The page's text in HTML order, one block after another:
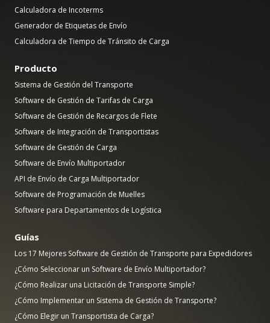
Calculadora de Incoterms
Generador de Etiquetas de Envío
Calculadora de Tiempo de Tránsito de Carga
Producto
Sistema de Gestión del Transporte
Software de Gestión de Tarifas de Carga
Software de Gestión de Recargos de Flete
Software de Integración de Transportistas
Software de Gestión de Carga
Software de Envío Multiportador
API de Envío de Carga Multiportador
Software de Programación de Muelles
Software para Departamentos de Logística
Guías
Los 17 Mejores Software de Gestión de Transporte para Expedidores
¿Cómo Seleccionar un Software de Envío Multiportador?
¿Cómo Realizar una Licitación de Transporte Simple?
¿Cómo Implementar un Sistema de Gestión de Transporte?
¿Cómo Elegir un Transportista de Carga?